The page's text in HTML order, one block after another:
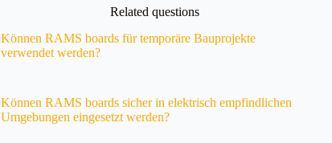
Related questions
Können RAMS boards für temporäre Bauprojekte
verwendet werden?
Können RAMS boards sicher in elektrisch empfindlichen
Umgebungen eingesetzt werden?